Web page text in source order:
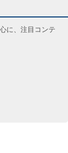
に、注目コンテ